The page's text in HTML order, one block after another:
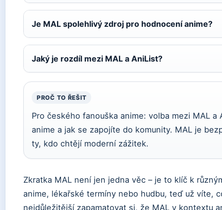
Je MAL spolehlivý zdroj pro hodnocení anime?
Jaký je rozdíl mezi MAL a AniList?
PROČ TO ŘEŠIT
Pro českého fanouška anime: volba mezi MAL
anime a jak se zapojíte do komunity. MAL je
ty, kdo chtějí moderní zážitek.
Zkratka MAL není jen jedna věc – je to klíč k
anime, lékařské termíny nebo hudbu, teď už víte,
nejdůležitější zapamatovat si, že MAL v kontextu